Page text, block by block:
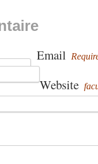
Email
Website